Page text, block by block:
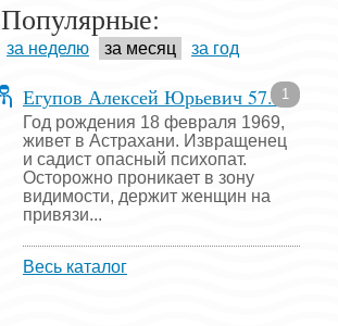
Популярные:
за неделю за месяц за год
Егупов Алексей Юрьевич 57...
Год рождения 18 февраля 1969,
живет в Астрахани. Извращенец
и садист опасный психопат.
Осторожно проникает в зону
видимости, держит женщин на
привязи...
1
Весь каталог